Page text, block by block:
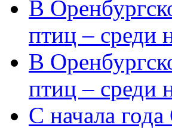
В
птиц – среди
В
птиц – среди
С начала